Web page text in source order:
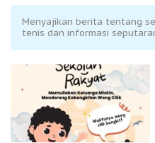
Menyajikan berita tentang
tenis dan informasi